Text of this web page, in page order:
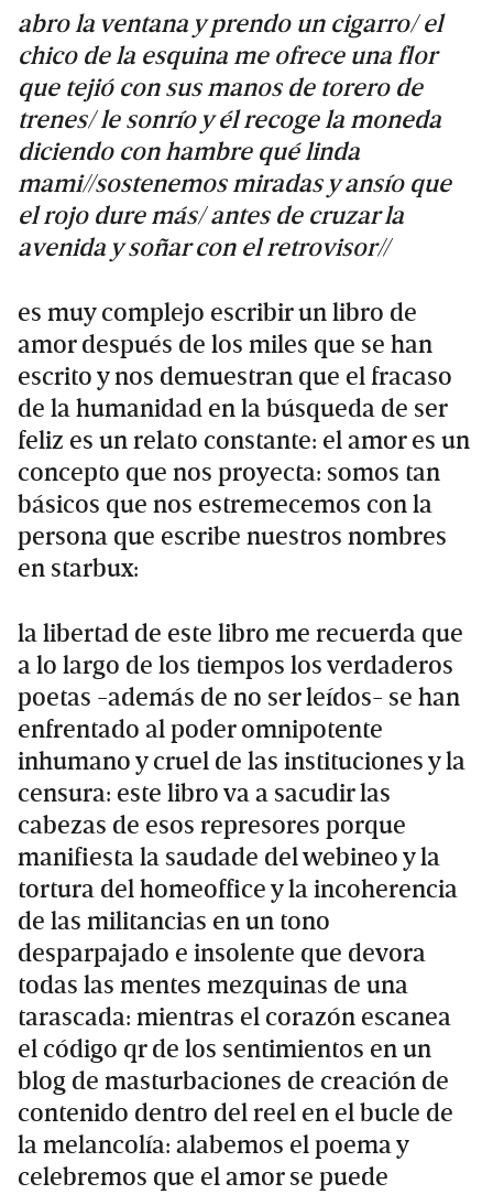
abro la ventana y prendo un cigarro/ el
chico de la esquina me ofrece una flor
que tejió con sus manos de torero de
trenes/ le sonrío y él recoge la moneda
diciendo con hambre qué linda
mami//sostenemos miradas y ansío que
el rojo dure más/ antes de cruzar la
avenida y soñar con el retrovisor//
es muy complejo escribir un libro de
amor después de los miles que se han
escrito y nos demuestran que el fracaso
de la humanidad en la búsqueda de ser
feliz es un relato constante: el amor es un
concepto que nos proyecta: somos tan
básicos que nos estremecemos con la
persona que escribe nuestros nombres
en starbux:
la libertad de este libro me recuerda que
a lo largo de los tiempos los verdaderos
poetas -además de no ser leídos- se han
enfrentado al poder omnipotente
inhumano y cruel de las instituciones y la
censura: este libro va a sacudir las
cabezas de esos represores porque
manifiesta la saudade del webineo y la
tortura del homeoffice y la incoherencia
de las militancias en un tono
desparpajado e insolente que devora
todas las mentes mezquinas de una
tarascada: mientras el corazón escanea
el código qr de los sentimientos en un
blog de masturbaciones de creación de
contenido dentro del reel en el bucle de
la melancolía: alabemos el poema y
celebremos que el amor se puede